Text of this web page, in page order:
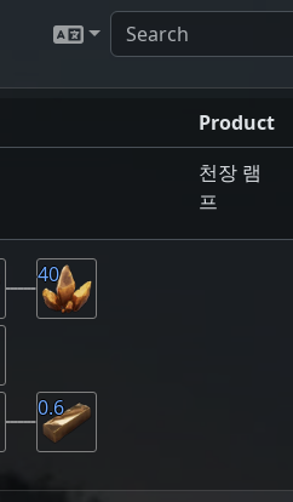
Product
천장 램
프
0.6
40